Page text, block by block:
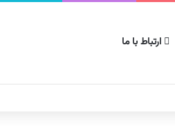
ارتباط با ما